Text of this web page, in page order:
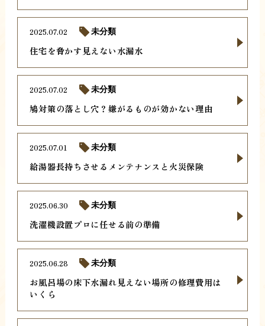
住宅を脅かす見えない水漏水
2025.07.02 未分類
鳩対策の落とし穴？嫌がるものが効かない理由
2025.07.02 未分類
給湯器長持ちさせるメンテナンスと火災保険
2025.07.01 未分類
洗濯機設置プロに任せる前の準備
2025.06.30 未分類
お風呂場の床下水漏れ見えない場所の修理費用は
いくら
2025.06.28 未分類